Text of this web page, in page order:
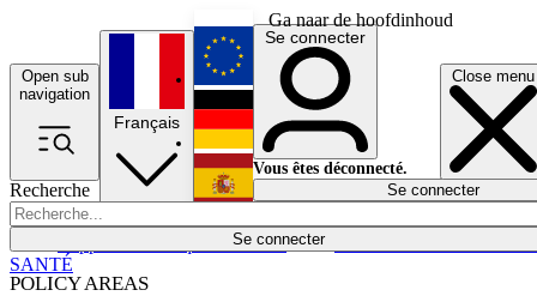
Ga naar de hoofdinhoud
Open sub
navigation
Close menu
Recherche
Se connecter
POLICY AREAS
Économie
Français
English
Deutsch
Español
Se connecter
Vous êtes déconnecté.
Se connecter
SANTÉ